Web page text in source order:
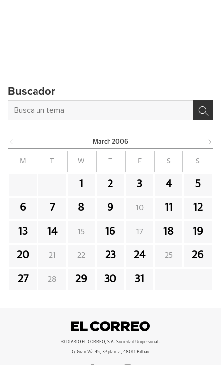
Buscador
March 2006
M W F S S
1 2 3 4 5
6 7 8 9 10 11 12
13 14 15 16 17 18 19
20 21 22 23 24 25 26
27 28 29 30 31
© DIARIO EL CORREO, S.A. Sociedad Unipersonal.
C/ Gran Vía 45, 3ª planta, 48011 Bilbao